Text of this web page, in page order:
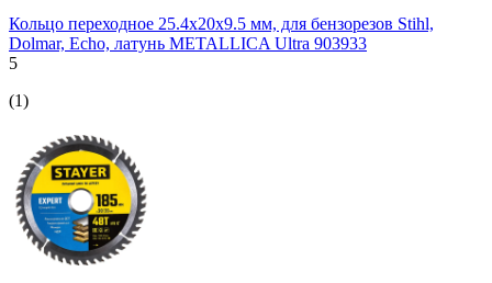
Кольцо переходное 25.4х20х9.5 мм, для бензорезов Stihl,
Dolmar, Echo, латунь METALLICA Ultra 903933
5
(1)